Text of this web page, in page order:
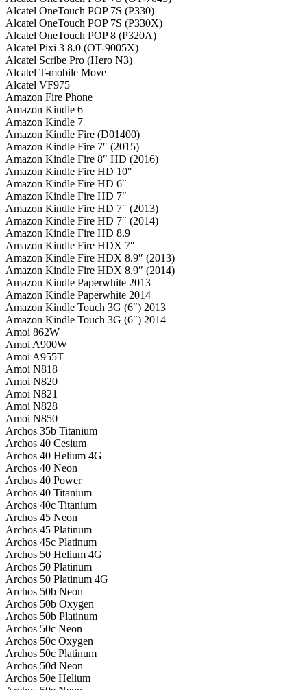
Alcatel OneTouch POP 7S (P330)
Alcatel OneTouch POP 7S (P330X)
Alcatel OneTouch POP 8 (P320A)
Alcatel Pixi 3 8.0 (OT-9005X)
Alcatel Scribe Pro (Hero N3)
Alcatel T-mobile Move
Alcatel VF975
Amazon Fire Phone
Amazon Kindle 6
Amazon Kindle 7
Amazon Kindle Fire (D01400)
Amazon Kindle Fire 7″ (2015)
Amazon Kindle Fire 8″ HD (2016)
Amazon Kindle Fire HD 10″
Amazon Kindle Fire HD 6″
Amazon Kindle Fire HD 7″
Amazon Kindle Fire HD 7″ (2013)
Amazon Kindle Fire HD 7″ (2014)
Amazon Kindle Fire HD 8.9
Amazon Kindle Fire HDX 7″
Amazon Kindle Fire HDX 8.9″ (2013)
Amazon Kindle Fire HDX 8.9″ (2014)
Amazon Kindle Paperwhite 2013
Amazon Kindle Paperwhite 2014
Amazon Kindle Touch 3G (6″) 2013
Amazon Kindle Touch 3G (6″) 2014
Amoi 862W
Amoi A900W
Amoi A955T
Amoi N818
Amoi N820
Amoi N821
Amoi N828
Amoi N850
Archos 35b Titanium
Archos 40 Cesium
Archos 40 Helium 4G
Archos 40 Neon
Archos 40 Power
Archos 40 Titanium
Archos 40c Titanium
Archos 45 Neon
Archos 45 Platinum
Archos 45c Platinum
Archos 50 Helium 4G
Archos 50 Platinum
Archos 50 Platinum 4G
Archos 50b Neon
Archos 50b Oxygen
Archos 50b Platinum
Archos 50c Neon
Archos 50c Oxygen
Archos 50c Platinum
Archos 50d Neon
Archos 50e Helium